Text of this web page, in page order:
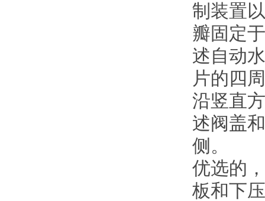
制装置
瓣固定
述自动
片的四
沿竖直
述阀盖
侧。
优选的
板和下